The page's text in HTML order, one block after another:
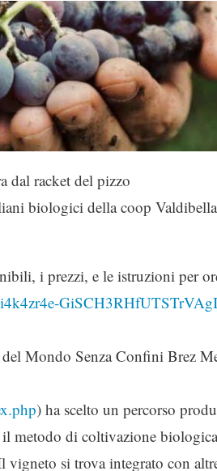
dal racket del pizzo
biologici della coop
i prezzi, e le istruzioni per
Mondo Senza Confini Brez
) ha scelto un percorso
metodo di coltivazione
vigneto si trova integrato con